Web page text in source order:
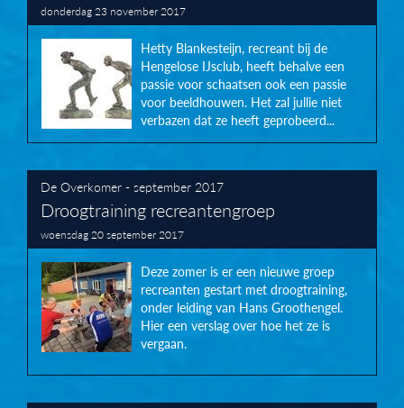
donderdag 23 november 2017
Hetty Blankesteijn, recreant bij de
Hengelose IJsclub, heeft behalve een
passie voor schaatsen ook een passie
voor beeldhouwen. Het zal jullie niet
verbazen dat ze heeft geprobeerd...
De Overkomer - september 2017
Droogtraining recreantengroep
woensdag 20 september 2017
Deze zomer is er een nieuwe groep
recreanten gestart met droogtraining,
onder leiding van Hans Groothengel.
Hier een verslag over hoe het ze is
vergaan.